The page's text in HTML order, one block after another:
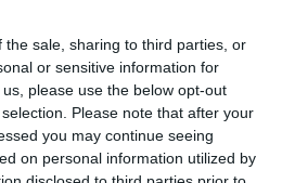
the sale, sharing to third parties, or
or sensitive information for
please use the below opt-out
Please note that after your
you may continue seeing
on personal information utilized by
| 15 € | 24 € | 30 € | 38 € | 46 € | 55